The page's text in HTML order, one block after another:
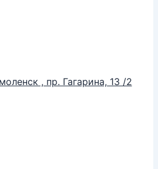
, пр. Гагарина, 13 /2